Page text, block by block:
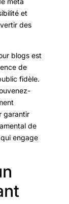
et
des
blogs est
de
fidèle.
garantir
de
engage